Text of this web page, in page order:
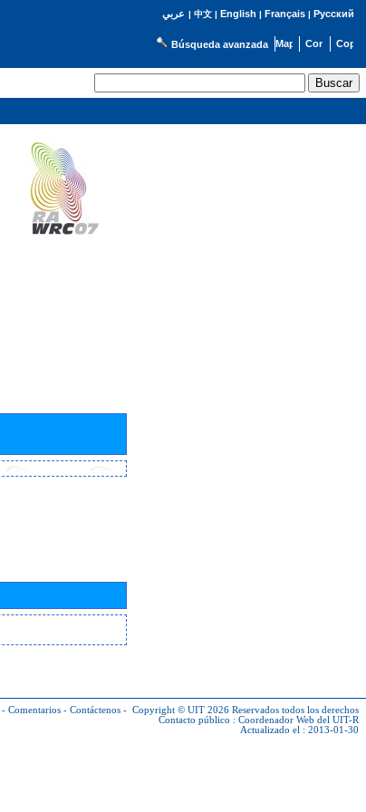
عربي | 中文| English | Français| Русский
Búsqueda avanzada
- Comentarios - Contáctenos - Copyright © UIT 2026 Reservados todos los derechos
Contacto público : Coordenador Web del UIT-R
Actualizado el : 2013-01-30